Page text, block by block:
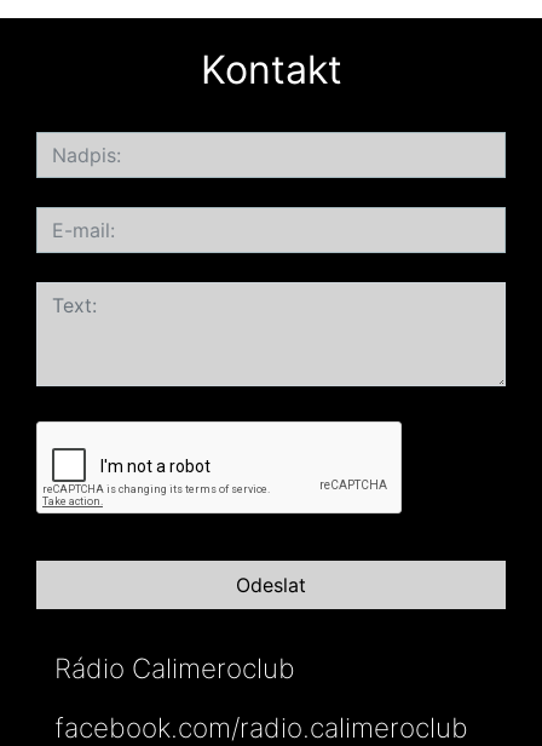
Kontakt
Rádio Calimeroclub
facebook.com/radio.calimeroclub